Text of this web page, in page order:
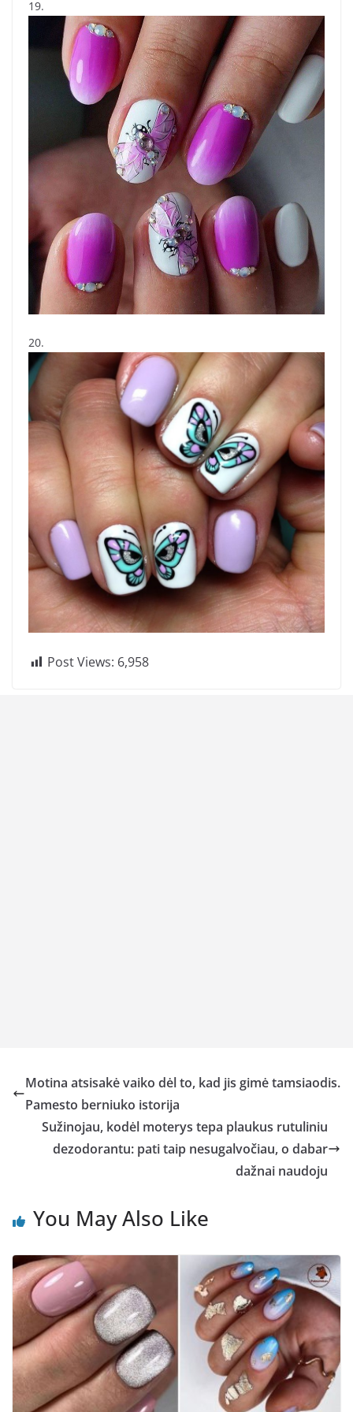
19.
20.
Post Views: 6,958
Motina atsisakė vaiko dėl to, kad jis gimė tamsiaodis.
Pamesto berniuko istorija
Sužinojau, kodėl moterys tepa plaukus rutuliniu
dezodorantu: pati taip nesugalvočiau, o dabar
dažnai naudoju
You May Also Like